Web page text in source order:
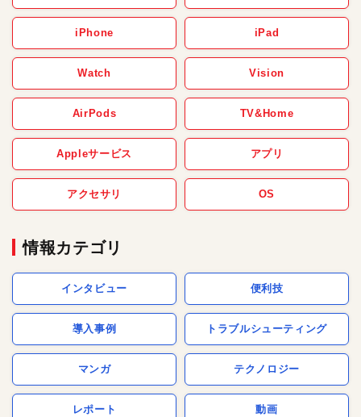
iPhone iPad
Watch Vision
AirPods TV&Home
Appleサービス アプリ
アクセサリ OS
情報カテゴリ
インタビュー 便利技
導入事例 トラブルシューティング
マンガ テクノロジー
レポート 動画